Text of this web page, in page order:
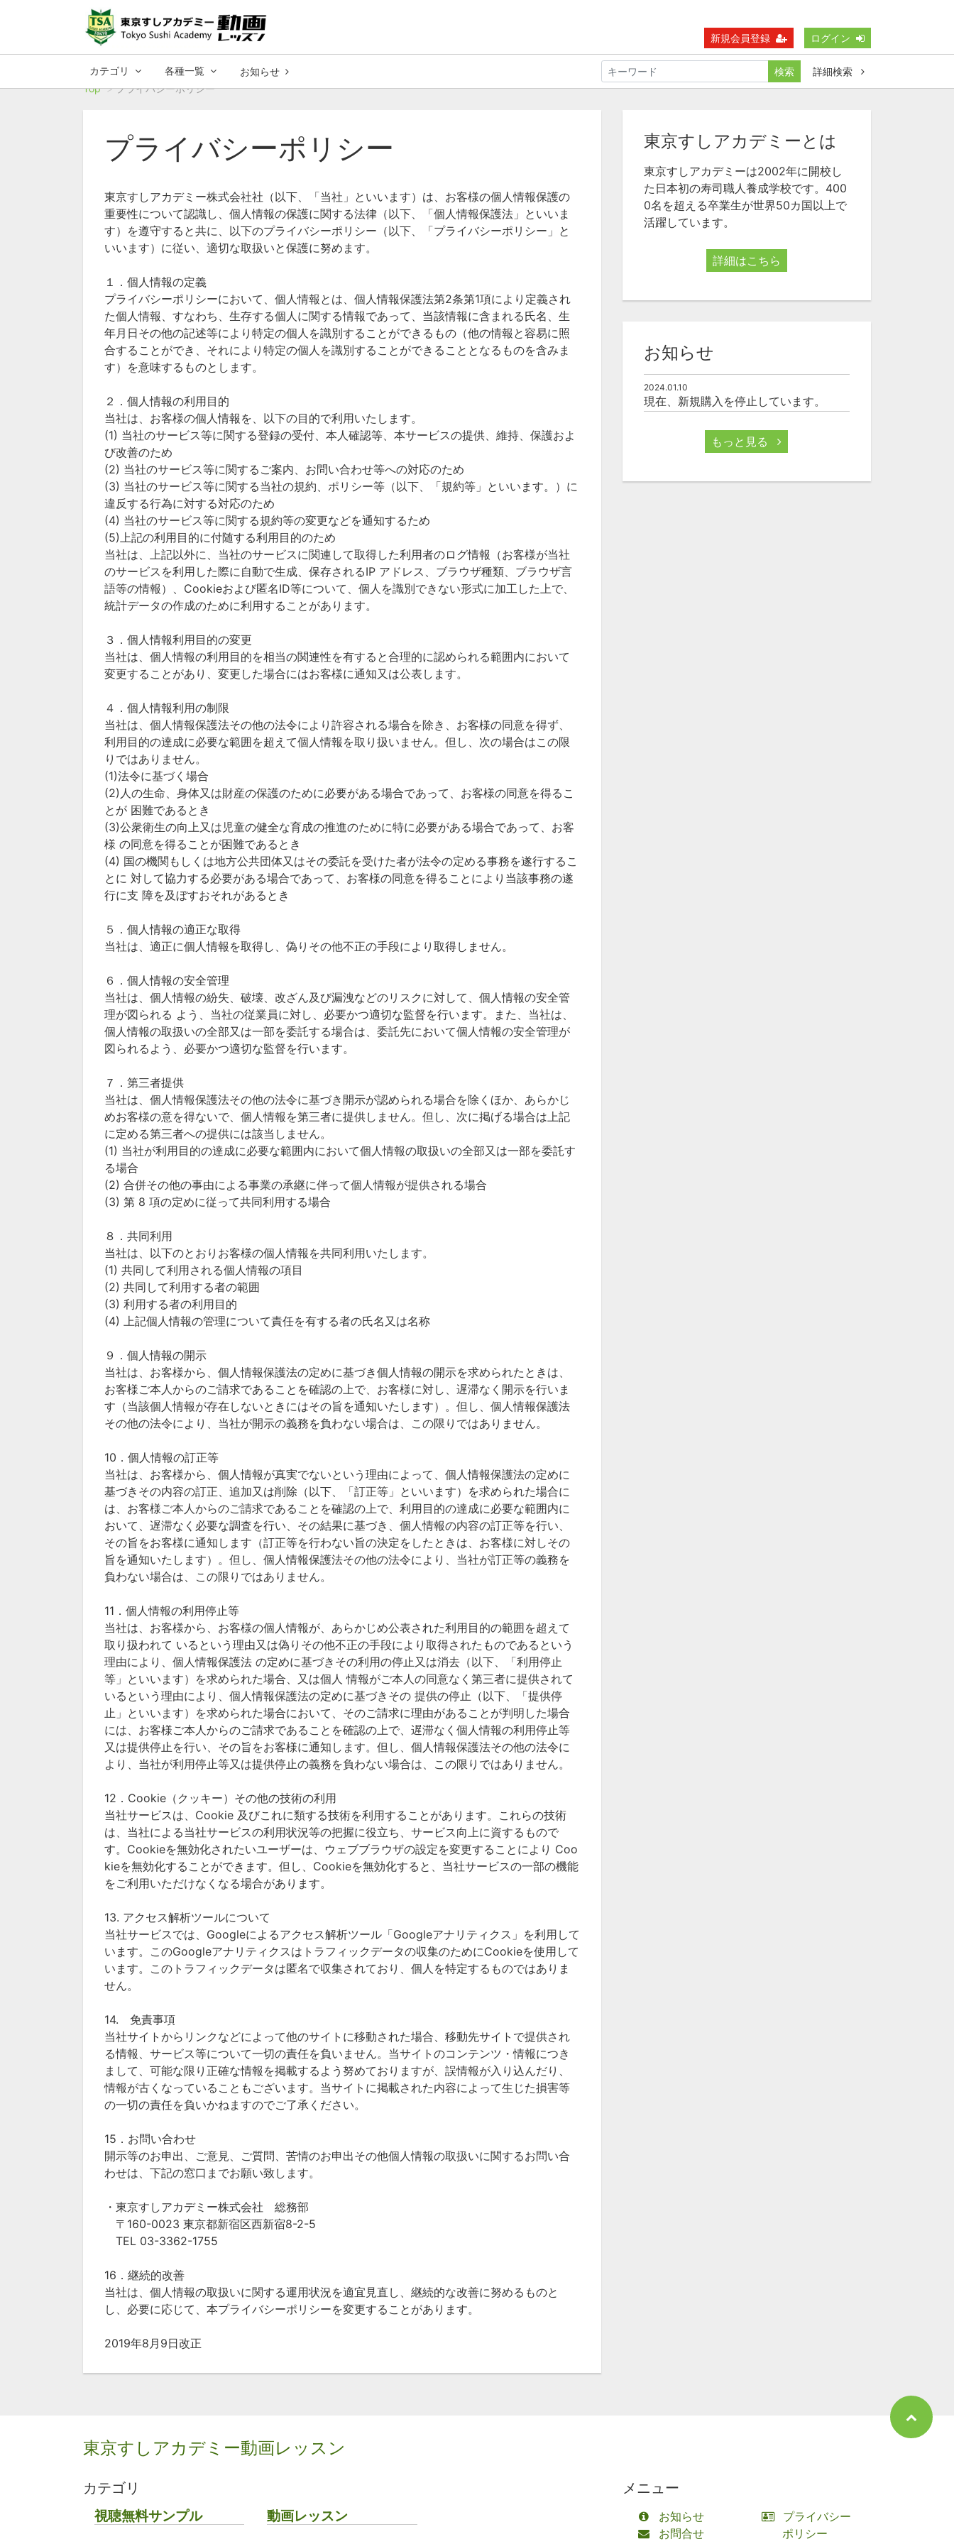
新規会員登録 ログイン
カテゴリ 各種一覧 お知らせ 検索
詳細検索
Top
プライバシーポリシー
プライバシーポリシー
東京すしアカデミー株式会社社（以下、「当社」といいます）は、お客様の個人情報保護の
重要性について認識し、個人情報の保護に関する法律（以下、「個人情報保護法」といいま
す）を遵守すると共に、以下のプライバシーポリシー（以下、「プライバシーポリシー」と
いいます）に従い、適切な取扱いと保護に努めます。
１．個人情報の定義
プライバシーポリシーにおいて、個人情報とは、個人情報保護法第2条第1項により定義され
た個人情報、すなわち、生存する個人に関する情報であって、当該情報に含まれる氏名、生
年月日その他の記述等により特定の個人を識別することができるもの（他の情報と容易に照
合することができ、それにより特定の個人を識別することができることとなるものを含みま
す）を意味するものとします。
２．個人情報の利用目的
当社は、お客様の個人情報を、以下の目的で利用いたします。
(1) 当社のサービス等に関する登録の受付、本人確認等、本サービスの提供、維持、保護およ
び改善のため
(2) 当社のサービス等に関するご案内、お問い合わせ等への対応のため
(3) 当社のサービス等に関する当社の規約、ポリシー等（以下、「規約等」といいます。）に
違反する行為に対する対応のため
(4) 当社のサービス等に関する規約等の変更などを通知するため
(5)上記の利用目的に付随する利用目的のため
当社は、上記以外に、当社のサービスに関連して取得した利用者のログ情報（お客様が当社
のサービスを利用した際に自動で生成、保存されるIP アドレス、ブラウザ種類、ブラウザ言
語等の情報）、Cookieおよび匿名ID等について、個人を識別できない形式に加工した上で、
統計データの作成のために利用することがあります。
３．個人情報利用目的の変更
当社は、個人情報の利用目的を相当の関連性を有すると合理的に認められる範囲内において
変更することがあり、変更した場合にはお客様に通知又は公表します。
４．個人情報利用の制限
当社は、個人情報保護法その他の法令により許容される場合を除き、お客様の同意を得ず、
利用目的の達成に必要な範囲を超えて個人情報を取り扱いません。但し、次の場合はこの限
りではありません。
(1)法令に基づく場合
(2)人の生命、身体又は財産の保護のために必要がある場合であって、お客様の同意を得るこ
とが 困難であるとき
(3)公衆衛生の向上又は児童の健全な育成の推進のために特に必要がある場合であって、お客
様 の同意を得ることが困難であるとき
(4) 国の機関もしくは地方公共団体又はその委託を受けた者が法令の定める事務を遂行するこ
とに 対して協力する必要がある場合であって、お客様の同意を得ることにより当該事務の遂
行に支 障を及ぼすおそれがあるとき
５．個人情報の適正な取得
当社は、適正に個人情報を取得し、偽りその他不正の手段により取得しません。
６．個人情報の安全管理
当社は、個人情報の紛失、破壊、改ざん及び漏洩などのリスクに対して、個人情報の安全管
理が図られる よう、当社の従業員に対し、必要かつ適切な監督を行います。また、当社は、
個人情報の取扱いの全部又は一部を委託する場合は、委託先において個人情報の安全管理が
図られるよう、必要かつ適切な監督を行います。
７．第三者提供
当社は、個人情報保護法その他の法令に基づき開示が認められる場合を除くほか、あらかじ
めお客様の意を得ないで、個人情報を第三者に提供しません。但し、次に掲げる場合は上記
に定める第三者への提供には該当しません。
(1) 当社が利用目的の達成に必要な範囲内において個人情報の取扱いの全部又は一部を委託す
る場合
(2) 合併その他の事由による事業の承継に伴って個人情報が提供される場合
(3) 第 8 項の定めに従って共同利用する場合
８．共同利用
当社は、以下のとおりお客様の個人情報を共同利用いたします。
(1) 共同して利用される個人情報の項目
(2) 共同して利用する者の範囲
(3) 利用する者の利用目的
(4) 上記個人情報の管理について責任を有する者の氏名又は名称
９．個人情報の開示
当社は、お客様から、個人情報保護法の定めに基づき個人情報の開示を求められたときは、
お客様ご本人からのご請求であることを確認の上で、お客様に対し、遅滞なく開示を行いま
す（当該個人情報が存在しないときにはその旨を通知いたします）。但し、個人情報保護法
その他の法令により、当社が開示の義務を負わない場合は、この限りではありません。
10．個人情報の訂正等
当社は、お客様から、個人情報が真実でないという理由によって、個人情報保護法の定めに
基づきその内容の訂正、追加又は削除（以下、「訂正等」といいます）を求められた場合に
は、お客様ご本人からのご請求であることを確認の上で、利用目的の達成に必要な範囲内に
おいて、遅滞なく必要な調査を行い、その結果に基づき、個人情報の内容の訂正等を行い、
その旨をお客様に通知します（訂正等を行わない旨の決定をしたときは、お客様に対しその
旨を通知いたします）。但し、個人情報保護法その他の法令により、当社が訂正等の義務を
負わない場合は、この限りではありません。
11．個人情報の利用停止等
当社は、お客様から、お客様の個人情報が、あらかじめ公表された利用目的の範囲を超えて
取り扱われて いるという理由又は偽りその他不正の手段により取得されたものであるという
理由により、個人情報保護法 の定めに基づきその利用の停止又は消去（以下、「利用停止
等」といいます）を求められた場合、又は個人 情報がご本人の同意なく第三者に提供されて
いるという理由により、個人情報保護法の定めに基づきその 提供の停止（以下、「提供停
止」といいます）を求められた場合において、そのご請求に理由があることが判明した場合
には、お客様ご本人からのご請求であることを確認の上で、遅滞なく個人情報の利用停止等
又は提供停止を行い、その旨をお客様に通知します。但し、個人情報保護法その他の法令に
より、当社が利用停止等又は提供停止の義務を負わない場合は、この限りではありません。
12．Cookie（クッキー）その他の技術の利用
当社サービスは、Cookie 及びこれに類する技術を利用することがあります。これらの技術
は、当社による当社サービスの利用状況等の把握に役立ち、サービス向上に資するもので
す。Cookieを無効化されたいユーザーは、ウェブブラウザの設定を変更することにより Coo
kieを無効化することができます。但し、Cookieを無効化すると、当社サービスの一部の機能
をご利用いただけなくなる場合があります。
13. アクセス解析ツールについて
当社サービスでは、Googleによるアクセス解析ツール「Googleアナリティクス」を利用して
います。このGoogleアナリティクスはトラフィックデータの収集のためにCookieを使用して
います。このトラフィックデータは匿名で収集されており、個人を特定するものではありま
せん。
14. 免責事項
当社サイトからリンクなどによって他のサイトに移動された場合、移動先サイトで提供され
る情報、サービス等について一切の責任を負いません。当サイトのコンテンツ・情報につき
まして、可能な限り正確な情報を掲載するよう努めておりますが、誤情報が入り込んだり、
情報が古くなっていることもございます。当サイトに掲載された内容によって生じた損害等
の一切の責任を負いかねますのでご了承ください。
15．お問い合わせ
開示等のお申出、ご意見、ご質問、苦情のお申出その他個人情報の取扱いに関するお問い合
わせは、下記の窓口までお願い致します。
・東京すしアカデミー株式会社 総務部
〒160-0023 東京都新宿区西新宿8-2-5
TEL 03-3362-1755
16．継続的改善
当社は、個人情報の取扱いに関する運用状況を適宜見直し、継続的な改善に努めるものと
し、必要に応じて、本プライバシーポリシーを変更することがあります。
2019年8月9日改正
東京すしアカデミーとは
東京すしアカデミーは2002年に開校し
た日本初の寿司職人養成学校です。400
0名を超える卒業生が世界50カ国以上で
活躍しています。
詳細はこちら
お知らせ
2024.01.10
現在、新規購入を停止しています。
もっと見る
東京すしアカデミー動画レッスン
カテゴリ
視聴無料サンプル
動画レッスン
メニュー
お知らせ
お問合せ
プライバシー
ポリシー